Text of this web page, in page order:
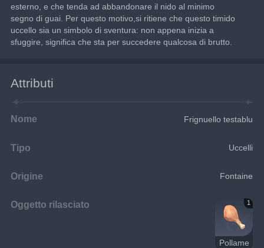
esterno, e che tenda ad abbandonare il nido al minimo
segno di guai. Per questo motivo,si ritiene che questo timido
uccello sia un simbolo di sventura: non appena inizia a
sfuggire, significa che sta per succedere qualcosa di brutto.
Attributi
Nome Frignuello testablu
Tipo Uccelli
Origine Fontaine
Oggetto rilasciato 1
Pollame